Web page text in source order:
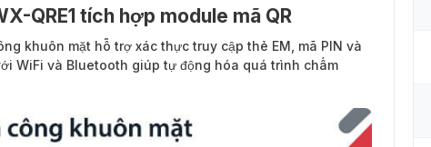
QRE1 tích hợp module mã QR
khuôn mặt hỗ trợ xác thực truy cập thẻ EM, mã PIN và
WiFi và Bluetooth giúp tự động hóa quá trình chấm